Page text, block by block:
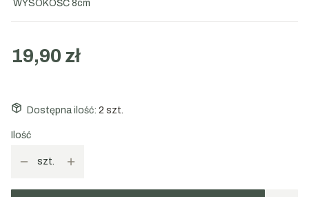
WYSOKOŚĆ 8cm
19,90 zł
Dostępna ilość: 2 szt.
Ilość
szt.